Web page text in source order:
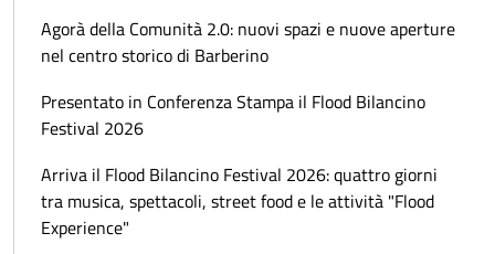
Agorà della Comunità 2.0: nuovi spazi e nuove aperture
nel centro storico di Barberino
Presentato in Conferenza Stampa il Flood Bilancino
Festival 2026
Arriva il Flood Bilancino Festival 2026: quattro giorni
tra musica, spettacoli, street food e le attività "Flood
Experience"